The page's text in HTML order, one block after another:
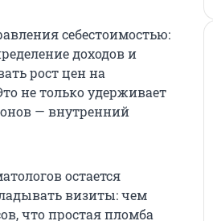
себестоимостью:
доходов и
рост цен на
не только удерживает
— внутренний
остается
визиты: чем
что простая пломба